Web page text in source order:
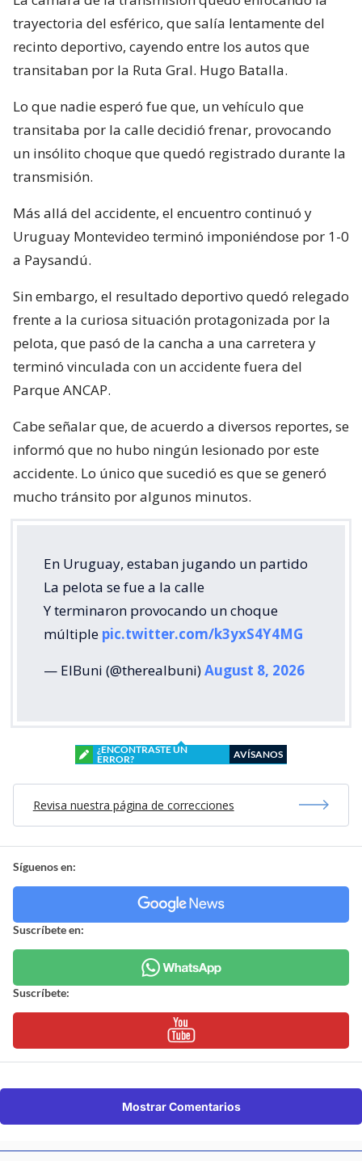
trayectoria del esférico, que salía lentamente del
recinto deportivo, cayendo entre los autos que
transitaban por la Ruta Gral. Hugo Batalla.
Lo que nadie esperó fue que, un vehículo que
transitaba por la calle decidió frenar, provocando
un insólito choque que quedó registrado durante la
transmisión.
Más allá del accidente, el encuentro continuó y
Uruguay Montevideo terminó imponiéndose por 1-0
a Paysandú.
Sin embargo, el resultado deportivo quedó relegado
frente a la curiosa situación protagonizada por la
pelota, que pasó de la cancha a una carretera y
terminó vinculada con un accidente fuera del
Parque ANCAP.
Cabe señalar que, de acuerdo a diversos reportes, se
informó que no hubo ningún lesionado por este
accidente. Lo único que sucedió es que se generó
mucho tránsito por algunos minutos.
En Uruguay, estaban jugando un partido
La pelota se fue a la calle
Y terminaron provocando un choque
múltiple pic.twitter.com/k3yxS4Y4MG
— ElBuni (@therealbuni)August 8, 2026
¿ENCONTRASTE UN
ERROR?
AVÍSANOS
Revisa nuestra página de correcciones
Síguenos en:
Suscríbete en:
Suscríbete:
Mostrar Comentarios